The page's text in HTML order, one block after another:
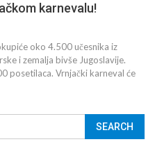
karnevalu!
oko 4.500 učesnika iz
i zemalja bivše Jugoslavije.
posetilaca. Vrnjački karneval će